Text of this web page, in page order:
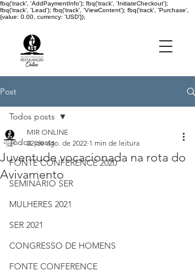
fbq('track', 'AddPaymentInfo'); fbq('track', 'InitiateCheckout');
fbq('track', 'Lead'); fbq('track', 'ViewContent'); fbq('track', 'Purchase',
{value: 0.00, currency: 'USD'});
Post
Todos posts
FONTE CONFERENCE 2020
SEMINÁRIO SER
MULHERES 2021
SER 2021
CONGRESSO DE HOMENS
FONTE CONFERENCE
Todos posts
Juventude vocacionada na rota do
Avivamento
MIR ONLINE
22 de ago. de 2022 1 min de leitura